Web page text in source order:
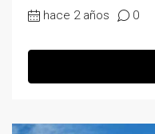
hace 2 años 0